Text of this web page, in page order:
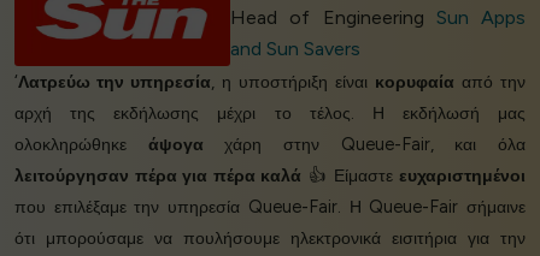
Head of Engineering Sun Apps
and Sun Savers
‘Λατρεύω την υπηρεσία, η υποστήριξη είναι κορυφαία από την
αρχή της εκδήλωσης μέχρι το τέλος. Η εκδήλωσή μας
ολοκληρώθηκε άψογα χάρη στην Queue-Fair, και όλα
λειτούργησαν πέρα για πέρα καλά 👍 Είμαστε ευχαριστημένοι
που επιλέξαμε την υπηρεσία Queue-Fair. Η Queue-Fair σήμαινε
ότι μπορούσαμε να πουλήσουμε ηλεκτρονικά εισιτήρια για την